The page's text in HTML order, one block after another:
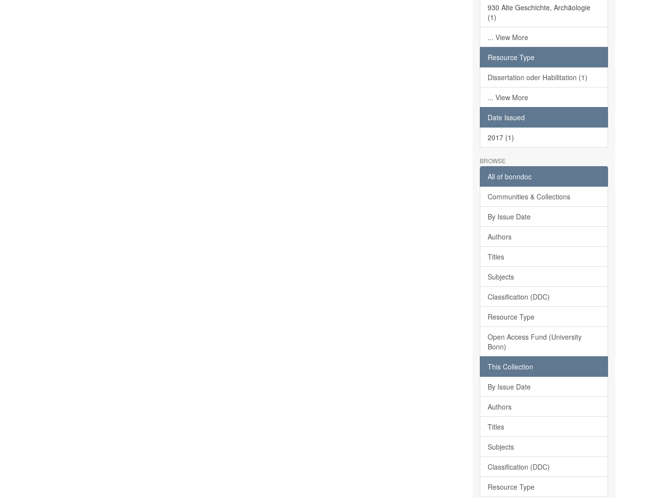
930 Alte Geschichte, Archäologie
(1)
... View More
Resource Type
Dissertation oder Habilitation (1)
... View More
Date Issued
2017 (1)
BROWSE
All of bonndoc
Communities & Collections
By Issue Date
Authors
Titles
Subjects
Classification (DDC)
Resource Type
Open Access Fund (University
Bonn)
This Collection
By Issue Date
Authors
Titles
Subjects
Classification (DDC)
Resource Type